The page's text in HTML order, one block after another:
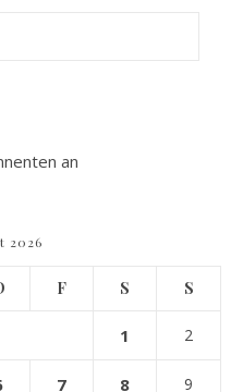
an
2026
F S S
1 2
7 8 9